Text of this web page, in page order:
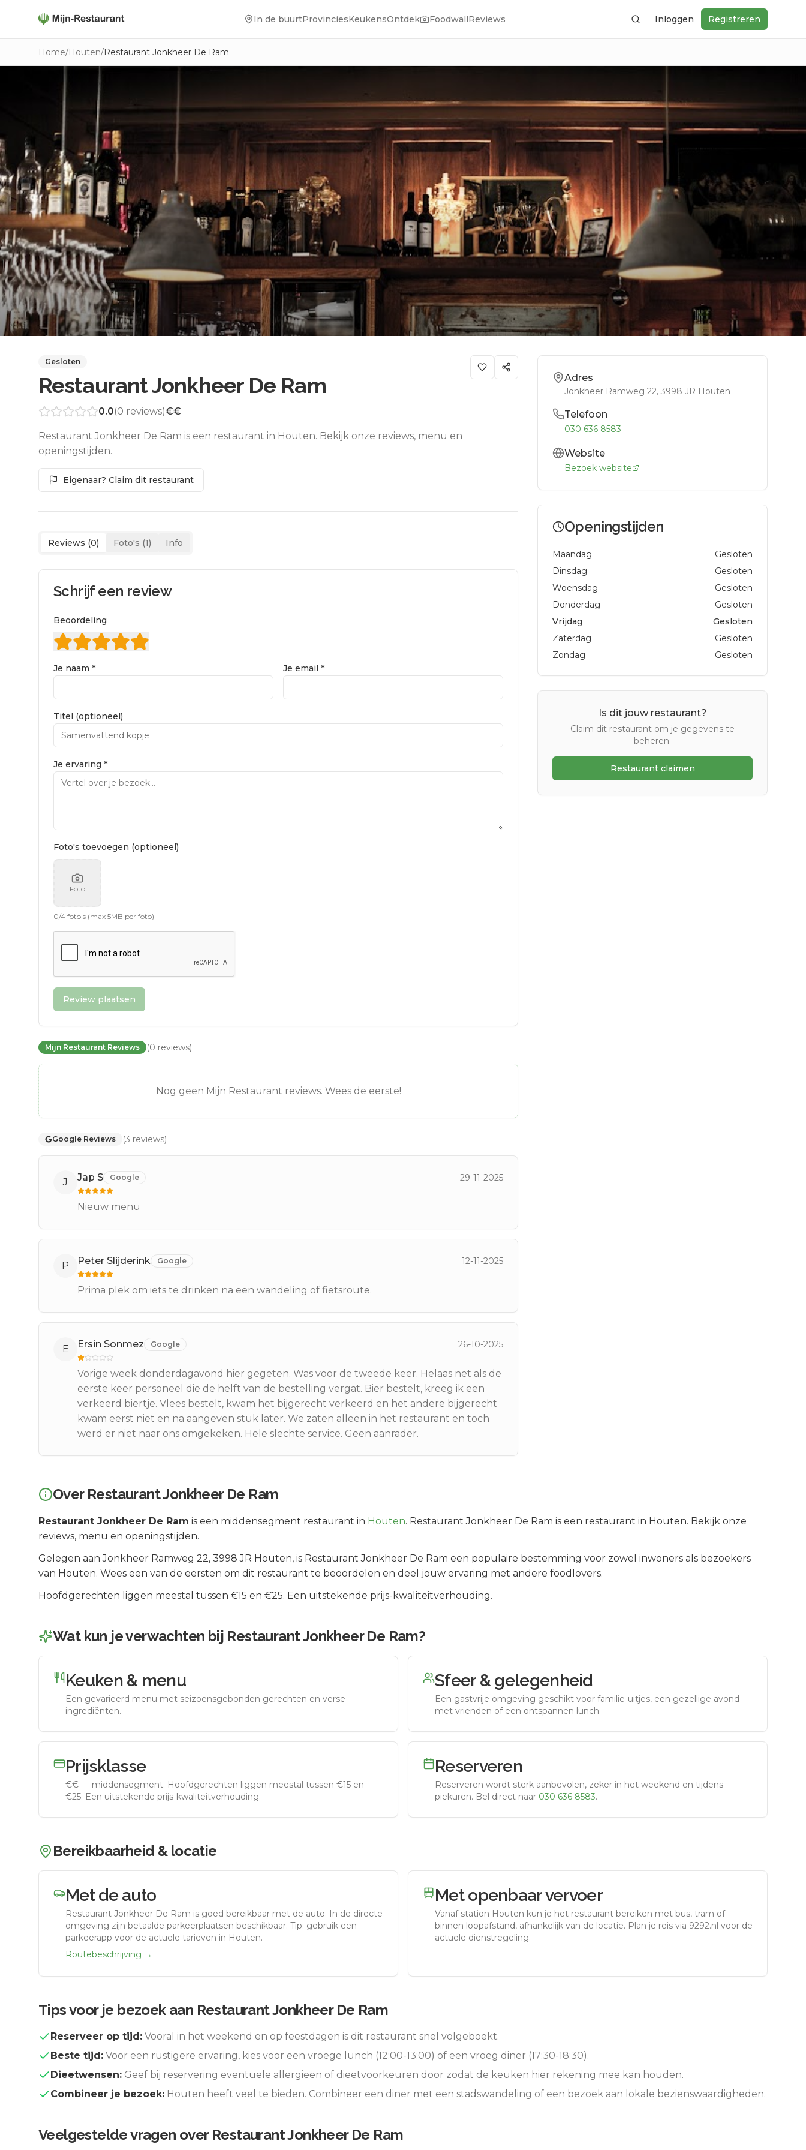
In de buurtProvinciesKeukensOntdek FoodwallReviews ZoekenInloggen Registreren
Home/Houten/Restaurant Jonkheer De Ram
Gesloten
Restaurant Jonkheer De Ram
0.0(0 reviews)€€
Restaurant Jonkheer De Ram is een restaurant in Houten. Bekijk onze reviews, menu en
openingstijden.
Eigenaar? Claim dit restaurant
Reviews (0) Foto's (1) Info
Schrijf een review
Beoordeling
Je naam * Je email *
Titel (optioneel)
Je ervaring *
Foto's toevoegen (optioneel)
Foto
0/4 foto's (max 5MB per foto)
Review plaatsen
Mijn Restaurant Reviews (0 reviews)
Nog geen Mijn Restaurant reviews. Wees de eerste!
Google Reviews (3 reviews)
J Jap S Google 29-11-2025
Nieuw menu
P Peter Slijderink Google 12-11-2025
Prima plek om iets te drinken na een wandeling of fietsroute.
E Ersin Sonmez Google 26-10-2025
Vorige week donderdagavond hier gegeten. Was voor de tweede keer. Helaas net als de
eerste keer personeel die de helft van de bestelling vergat. Bier bestelt, kreeg ik een
verkeerd biertje. Vlees bestelt, kwam het bijgerecht verkeerd en het andere bijgerecht
kwam eerst niet en na aangeven stuk later. We zaten alleen in het restaurant en toch
werd er niet naar ons omgekeken. Hele slechte service. Geen aanrader.
Adres
Jonkheer Ramweg 22, 3998 JR Houten
Telefoon
030 636 8583
Website
Bezoek website
Openingstijden
Maandag
Gesloten
Dinsdag
Gesloten
Woensdag
Gesloten
Donderdag
Gesloten
Vrijdag
Gesloten
Zaterdag
Gesloten
Zondag
Gesloten
Is dit jouw restaurant?
Claim dit restaurant om je gegevens te
beheren.
Restaurant claimen
Over Restaurant Jonkheer De Ram
Restaurant Jonkheer De Ram is een middensegment restaurant in Houten. Restaurant Jonkheer De Ram is een restaurant in Houten. Bekijk onze
reviews, menu en openingstijden.
Gelegen aanJonkheer Ramweg 22, 3998 JR Houten, is Restaurant Jonkheer De Ram een populaire bestemming voor zowel inwoners als bezoekers
van Houten. Wees een van de eersten om dit restaurant te beoordelen en deel jouw ervaring met andere foodlovers.
Hoofdgerechten liggen meestal tussen €15 en €25. Een uitstekende prijs-kwaliteitverhouding.
Wat kun je verwachten bij Restaurant Jonkheer De Ram?
Keuken & menu
Een gevarieerd menu met seizoensgebonden gerechten en verse
ingrediënten.
Sfeer & gelegenheid
Een gastvrije omgeving geschikt voor familie-uitjes, een gezellige avond
met vrienden of een ontspannen lunch.
Prijsklasse
€€ — middensegment. Hoofdgerechten liggen meestal tussen €15 en
€25. Een uitstekende prijs-kwaliteitverhouding.
Reserveren
Reserveren wordt sterk aanbevolen, zeker in het weekend en tijdens
piekuren. Bel direct naar 030 636 8583.
Bereikbaarheid & locatie
Met de auto
Restaurant Jonkheer De Ram is goed bereikbaar met de auto. In de directe
omgeving zijn betaalde parkeerplaatsen beschikbaar. Tip: gebruik een
parkeerapp voor de actuele tarieven in Houten.
Routebeschrijving →
Met openbaar vervoer
Vanaf station Houten kun je het restaurant bereiken met bus, tram of
binnen loopafstand, afhankelijk van de locatie. Plan je reis via 9292.nl voor de
actuele dienstregeling.
Tips voor je bezoek aan Restaurant Jonkheer De Ram
Reserveer op tijd: Vooral in het weekend en op feestdagen is dit restaurant snel volgeboekt.
Beste tijd: Voor een rustigere ervaring, kies voor een vroege lunch (12:00-13:00) of een vroeg diner (17:30-18:30).
Dieetwensen: Geef bij reservering eventuele allergieën of dieetvoorkeuren door zodat de keuken hier rekening mee kan houden.
Combineer je bezoek: Houten heeft veel te bieden. Combineer een diner met een stadswandeling of een bezoek aan lokale bezienswaardigheden.
Veelgestelde vragen over Restaurant Jonkheer De Ram